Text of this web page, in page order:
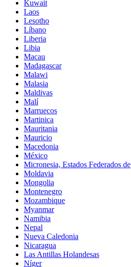
Kuwait
Laos
Lesotho
Líbano
Liberia
Libia
Macau
Madagascar
Malawi
Malasia
Maldivas
Malí
Marruecos
Martinica
Mauritania
Mauricio
Macedonia
México
Micronesia, Estados Federados de
Moldavia
Mongolia
Montenegro
Mozambique
Myanmar
Namibia
Nepal
Nueva Caledonia
Nicaragua
Las Antillas Holandesas
Níger